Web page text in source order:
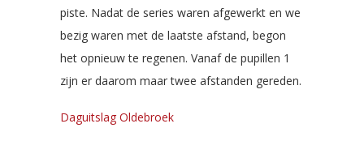
piste. Nadat de series waren afgewerkt en we
bezig waren met de laatste afstand, begon
het opnieuw te regenen. Vanaf de pupillen 1
zijn er daarom maar twee afstanden gereden.
Daguitslag Oldebroek